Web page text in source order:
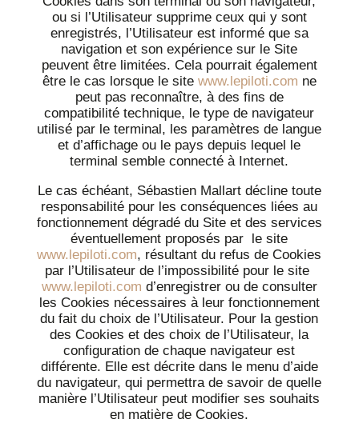
ou si l’Utilisateur supprime ceux qui y sont
enregistrés, l’Utilisateur est informé que sa
navigation et son expérience sur le Site
peuvent être limitées. Cela pourrait également
être le cas lorsque le site www.lepiloti.com ne
peut pas reconnaître, à des fins de
compatibilité technique, le type de navigateur
utilisé par le terminal, les paramètres de langue
et d’affichage ou le pays depuis lequel le
terminal semble connecté à Internet.
Le cas échéant, Sébastien Mallart décline toute
responsabilité pour les conséquences liées au
fonctionnement dégradé du Site et des services
éventuellement proposés par le site
www.lepiloti.com, résultant du refus de Cookies
par l’Utilisateur de l’impossibilité pour le site
www.lepiloti.com d’enregistrer ou de consulter
les Cookies nécessaires à leur fonctionnement
du fait du choix de l’Utilisateur. Pour la gestion
des Cookies et des choix de l’Utilisateur, la
configuration de chaque navigateur est
différente. Elle est décrite dans le menu d’aide
du navigateur, qui permettra de savoir de quelle
manière l’Utilisateur peut modifier ses souhaits
en matière de Cookies.